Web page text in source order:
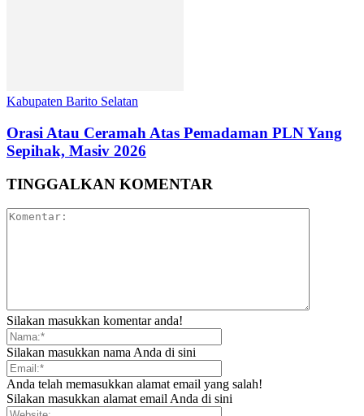
Kabupaten Barito Selatan
Orasi Atau Ceramah Atas Pemadaman PLN Yang
Sepihak, Masiv 2026
TINGGALKAN KOMENTAR
Silakan masukkan komentar anda!
Silakan masukkan nama Anda di sini
Anda telah memasukkan alamat email yang salah!
Silakan masukkan alamat email Anda di sini